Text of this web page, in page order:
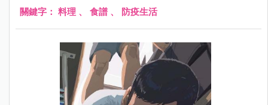
關鍵字： 料理 、 食譜 、 防疫生活